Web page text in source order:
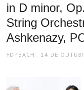
in D minor,
String
Ashkenazy,
AUTHOR
FDPBACH
POSTED
14 DE